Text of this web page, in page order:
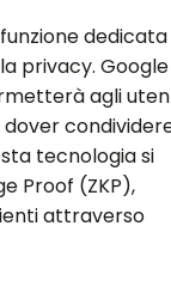
dedicata
privacy. Google
agli
tecnologia si
Proof (ZKP),
attraverso